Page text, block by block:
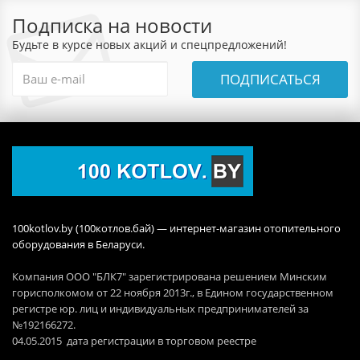
Подписка на новости
Будьте в курсе новых акций и спецпредложений!
ПОДПИСАТЬСЯ
100kotlov.by (100котлов.бай) — интернет-магазин отопительного
оборудования в Беларуси.
Компания ООО "БЛК7" зарегистрирована решением Минским
горисполкомом от 22 ноября 2013г., в Едином государственном
регистре юр. лиц и индивидуальных предпринимателей за
№192166272.
04.05.2015 дата регистрации в торговом реестре